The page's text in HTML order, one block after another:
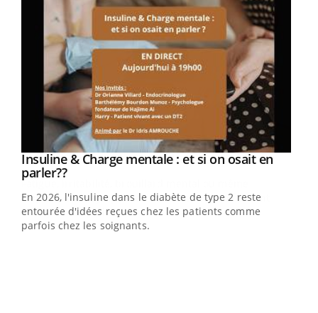
Youtube
Insuline & Charge mentale : et si on osait en
parler??Youtube
En 2026, l'insuline dans le diabète de type 2 reste
entourée d'idées reçues chez les patients comme
parfois chez les soignants.